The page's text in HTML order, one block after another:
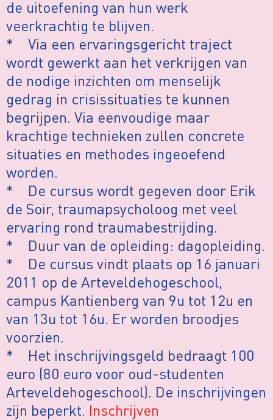
de uitoefening van hun werk
veerkrachtig te blijven.
* Via een ervaringsgericht traject
wordt gewerkt aan het verkrijgen van
de nodige inzichten om menselijk
gedrag in crisissituaties te kunnen
begrijpen. Via eenvoudige maar
krachtige technieken zullen concrete
situaties en methodes ingeoefend
worden.
* De cursus wordt gegeven door Erik
de Soir, traumapsycholoog met veel
ervaring rond traumabestrijding.
* Duur van de opleiding: dagopleiding.
* De cursus vindt plaats op 16 januari
2011 op de Arteveldehogeschool,
campus Kantienberg van 9u tot 12u en
van 13u tot 16u. Er worden broodjes
voorzien.
* Het inschrijvingsgeld bedraagt 100
euro (80 euro voor oud-studenten
Arteveldehogeschool). De inschrijvingen
zijn beperkt. Inschrijven